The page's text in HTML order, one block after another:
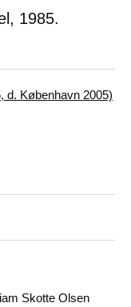
1985.
d. København 2005)
Skotte Olsen